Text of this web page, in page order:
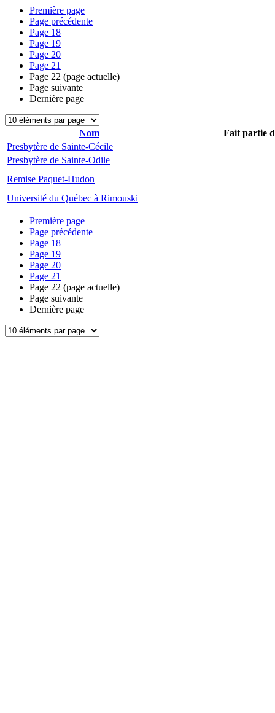
Première page
Page précédente
Page 18
Page 19
Page 20
Page 21
Page 22 (page actuelle)
Page suivante
Dernière page
Nom
Fait partie
Presbytère de Sainte-Cécile
Presbytère de Sainte-Odile
Remise Paquet-Hudon
Université du Québec à Rimouski
Première page
Page précédente
Page 18
Page 19
Page 20
Page 21
Page 22 (page actuelle)
Page suivante
Dernière page